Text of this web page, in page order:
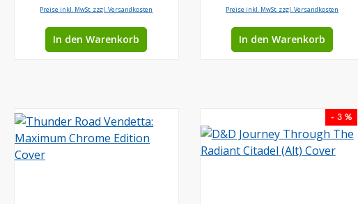
Preise inkl. MwSt. zzgl. Versandkosten
In den Warenkorb
Preise inkl. MwSt. zzgl. Versandkosten
In den Warenkorb
- 3 %